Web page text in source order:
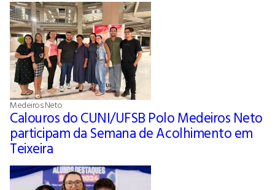
Medeiros Neto
Calouros do CUNI/UFSB Polo Medeiros Neto
participam da Semana de Acolhimento em
Teixeira